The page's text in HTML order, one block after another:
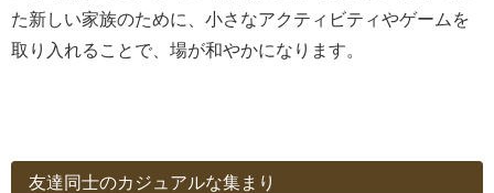
た新しい家族のために、小さなアクティビティやゲームを
取り入れることで、場が和やかになります。
友達同士のカジュアルな集まり